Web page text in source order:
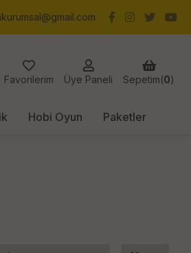
Favorilerim Üye Paneli Sepetim(0)
Hobi Oyun Paketler